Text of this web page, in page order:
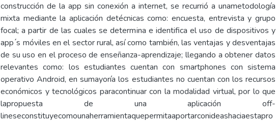
construcción de la app sin conexión a internet, se recurrió a unametodología
mixta mediante la aplicación detécnicas como: encuesta, entrevista y grupo
focal; a partir de las cuales se determina e identifica el uso de dispositivos y
app ́s móviles en el sector rural, así como también, las ventajas y desventajas
de su uso en el proceso de enseñanza-aprendizaje; llegando a obtener datos
relevantes como: los estudiantes cuentan con smartphones con sistema
operativo Android, en sumayoría los estudiantes no cuentan con los recursos
económicos y tecnológicos paracontinuar con la modalidad virtual, por lo que
lapropuesta de una aplicación off-
lineseconstituyecomounaherramientaquepermitaaportarconideashaciaestapro